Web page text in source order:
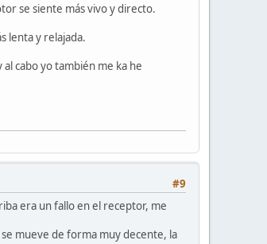
se siente más vivo y directo.
lenta y relajada.
cabo yo también me ka he
#9
era un fallo en el receptor, me
mueve de forma muy decente, la